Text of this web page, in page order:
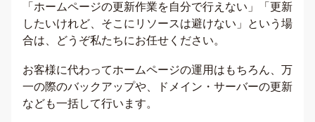
「ホームページの更新作業を自分で行えない」「更新
したいけれど、そこにリソースは避けない」という場
合は、どうぞ私たちにお任せください。
お客様に代わってホームページの運用はもちろん、万
一の際のバックアップや、ドメイン・サーバーの更新
なども一括して行います。